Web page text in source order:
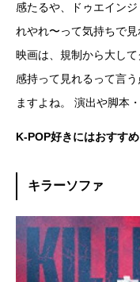
感たるや、ドゥエイン
れやれ〜って気持ちで
映画は、規制から大し
感持って見れるって言
ますよね。 演出や脚本
K-POP好きにはおすすめ
キラーソファ